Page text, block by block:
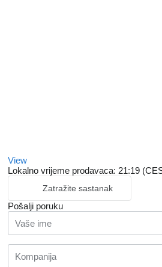
View
Lokalno vrijeme prodavaca: 21:19
Zatražite sastanak
Pošalji poruku